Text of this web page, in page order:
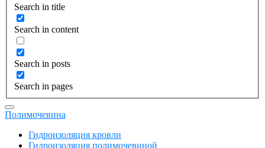
Search in title
Search in content
Search in posts
Search in pages
Полимочевина
Гидроизоляция кровли
Гидроизоляция полимочевиной